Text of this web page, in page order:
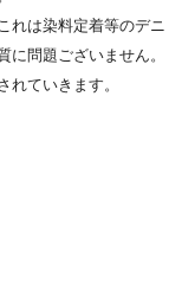
れは染料定着等のデニ
問題ございません。
れていきます。